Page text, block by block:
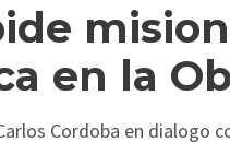
en la
Cordoba en dialogo